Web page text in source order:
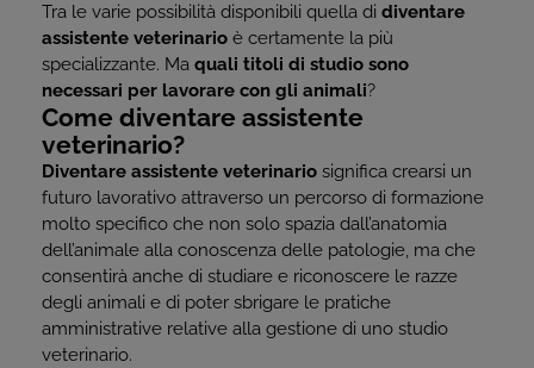
Tra le varie possibilità disponibili quella di diventare
assistente veterinario è certamente la più
specializzante. Ma quali titoli di studio sono
necessari per lavorare con gli animali?
Come diventare assistente
veterinario?
Diventare assistente veterinario significa crearsi un
futuro lavorativo attraverso un percorso di formazione
molto specifico che non solo spazia dall’anatomia
dell’animale alla conoscenza delle patologie, ma che
consentirà anche di studiare e riconoscere le razze
degli animali e di poter sbrigare le pratiche
amministrative relative alla gestione di uno studio
veterinario.